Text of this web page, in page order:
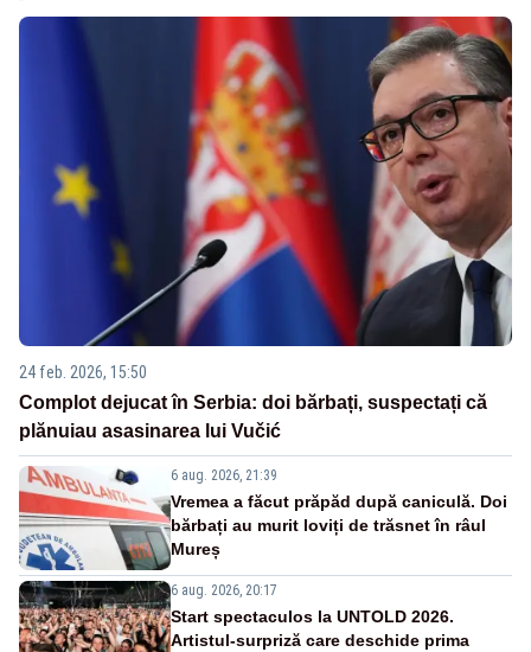
24 feb. 2026, 15:50
Complot dejucat în Serbia: doi bărbați, suspectați că
plănuiau asasinarea lui Vučić
6 aug. 2026, 21:39
Vremea a făcut prăpăd după caniculă. Doi
bărbați au murit loviți de trăsnet în râul
Mureș
6 aug. 2026, 20:17
Start spectaculos la UNTOLD 2026.
Artistul-surpriză care deschide prima